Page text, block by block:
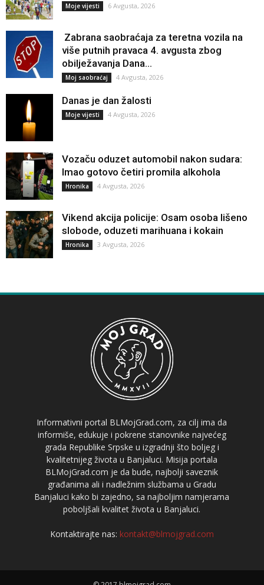
Moje vijesti 6 Avgusta, 2026
Zabrana saobraćaja za teretna vozila na
više putnih pravaca 4. avgusta zbog
obilježavanja Dana...
Moj saobraćaj 4 Avgusta, 2026
Danas je dan žalosti
Moje vijesti 4 Avgusta, 2026
Vozaču oduzet automobil nakon sudara:
Imao gotovo četiri promila alkohola
Hronika 4 Avgusta, 2026
Vikend akcija policije: Osam osoba lišeno
slobode, oduzeti marihuana i kokain
Hronika 3 Avgusta, 2026
Informativni portal BLMojGrad.com, za cilj ima da
informiše, edukuje i pokrene stanovnike najvećeg
grada Republike Srpske u izgradnji što boljeg i
kvalitetnijeg života u Banjaluci. Misija portala
BLMojGrad.com je da bude, najbolji saveznik
građanima ali i nadležnim službama u Gradu
Banjaluci kako bi zajedno, sa najboljim namjerama
poboljšali kvalitet života u Banjaluci.
Kontaktirajte nas: kontakt@blmojgrad.com